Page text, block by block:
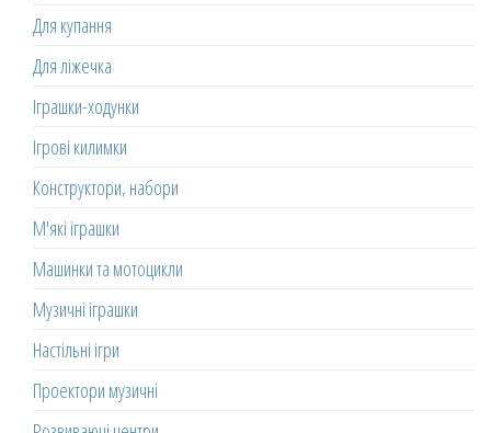
Для купання
Для ліжечка
Іграшки-ходунки
Ігрові килимки
Конструктори, набори
М'які іграшки
Машинки та мотоцикли
Музичні іграшки
Настільні ігри
Проектори музичні